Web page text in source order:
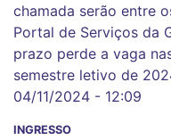
chamada serão entre
Portal de Serviços da
prazo perde a vaga
semestre letivo de
04/11/2024 - 12:09
INGRESSO